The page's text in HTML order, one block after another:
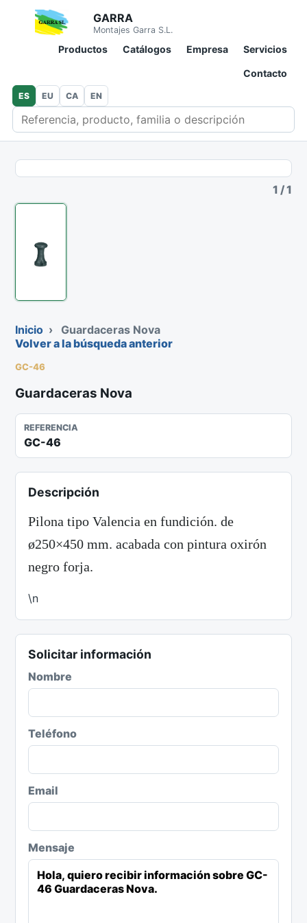
GARRA
Montajes Garra S.L.
Productos Catálogos Empresa Servicios
Contacto
Buscar en catálogo
ES EU CA EN
1 /1
Inicio ›
Guardaceras Nova
Volver a la búsqueda anterior
GC-46
Guardaceras Nova
REFERENCIA
GC-46
Descripción
Pilona tipo Valencia en fundición. de
ø250×450 mm. acabada con pintura oxirón
negro forja.
\n
Solicitar información
Nombre
Teléfono
Email
Mensaje